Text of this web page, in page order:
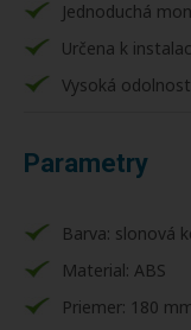
Jednoduchá
Určena k
Vysoká
Parametry
Barva: slonová
Material: ABS
Priemer: 180